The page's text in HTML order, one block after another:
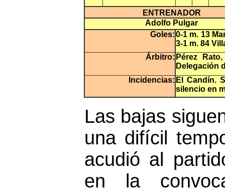
ENTRENADOR
Adolfo Pulgar
Goles:0-1 m. 13
3-1 m. 84
Árbitro: Pérez
Delegación
Incidencias: El Candín.
silencio en
Las bajas
una difícil
acudió al
en la